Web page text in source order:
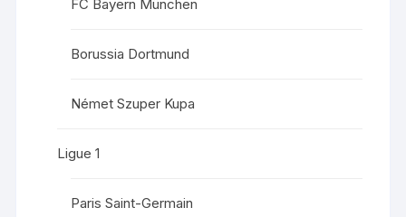
FC Bayern München
Borussia Dortmund
Német Szuper Kupa
Ligue 1
Paris Saint-Germain